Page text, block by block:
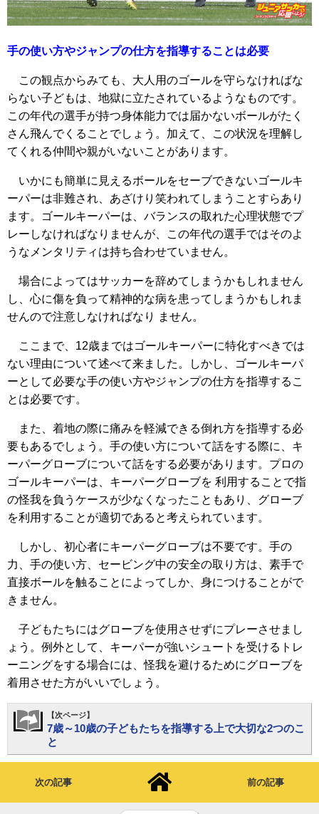
手の使い方やジャンプの仕方を指導することは必要
この観点からみても、大人用のゴールを守らなければな
らない子どもは、地獄に立たされているようなものです。
この年代の選手が持つ身体能力では届かないボールがたく
さん飛んでくることでしょう。加えて、この状況を理解し
てくれる仲間や親がいないことがあります。
いかにも簡単に見えるボールをセーブできないゴールキ
ーパーは非難され、あざけり笑われてしまうことすらあり
ます。ゴールキーパーは、バランスの取れた心理状態でプ
レーしなければなりませんが、この年代の選手ではそのよ
うなメンタリティは持ち合わせていません。
場合によってはサッカーを辞めてしまうかもしれません
し、心に傷を負って精神的な病を患ってしまうかもしれま
せんので注意しなければなり ません。
ここまで、12歳まではゴールキーパーに特化すべきでは
ない理由について述べて来ました。しかし、ゴールキーパ
ーとして必要な手の使い方やジャンプの仕方を指導するこ
とは必要です。
また、着地の際に痛みを軽減できる倒れ方を指導する必
要もあるでしょう。手の使い方について話をする際に、キ
ーパーグローブについて話をする必要があります。プロの
ゴールキーパーは、キーパーグローブを 利用することで指
の怪我を負うケースが少なくなったこともあり、グローブ
を利用することが適切であると考えられています。
しかし、初心者にキーパーグローブは不要です。手の
力、手の使い方、セービング中の安全の取り方は、素手で
直接ボールを触ることによってしか、身につけることがで
きません。
子どもたちにはグローブを使用させずにプレーさせまし
ょう。例外として、キーパーが強いシュートを受けるトレ
ーニングをする場合には、怪我を避けるためにグローブを
着用させた方がいいでしょう。
【次ページ】
7歳～10歳の子どもたちを指導する上で大切な2つのこ
と
次の記事 前の記事